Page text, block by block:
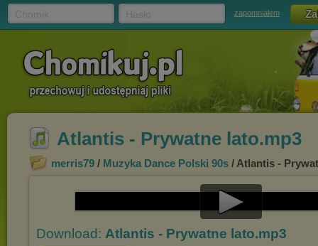
zapomniałem
Atlantis - Prywatne lato.mp3
merris79 / Muzyka Dance Polski 90s / Atlantis -
Play
Download: Atlantis - Prywatne lato.mp3